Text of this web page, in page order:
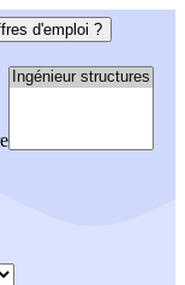
d'emploi ?